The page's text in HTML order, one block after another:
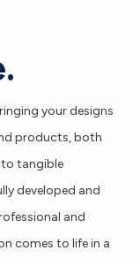
your designs
products, both
to tangible
developed and
and
comes to life in a